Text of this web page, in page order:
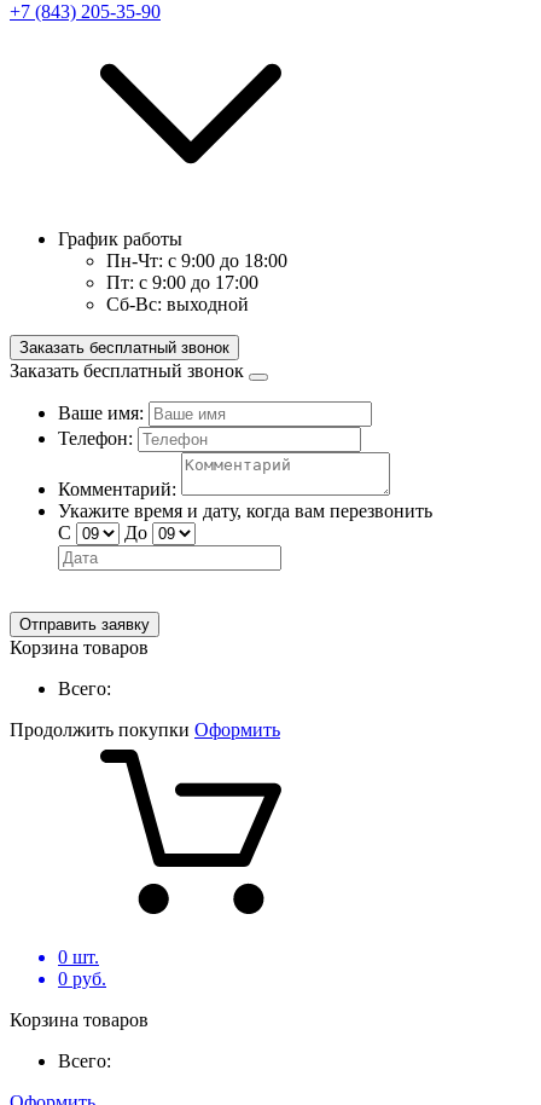
+7 (843) 205-35-90
График работы
Пн-Чт: с 9:00 до 18:00
Пт: с 9:00 до 17:00
Сб-Вс: выходной
Заказать бесплатный звонок
Заказать бесплатный звонок
Ваше имя:
Телефон:
Комментарий:
Укажите время и дату, когда вам перезвонить
С
До
Отправить заявку
Корзина товаров
Всего:
Продолжить покупки Оформить
0 шт.
0 руб.
Корзина товаров
Всего: